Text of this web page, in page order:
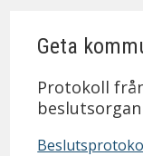
Geta
Protokoll
beslutsorgan